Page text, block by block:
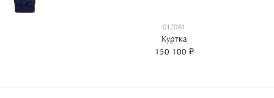
017061
Куртка
150 100 ₽